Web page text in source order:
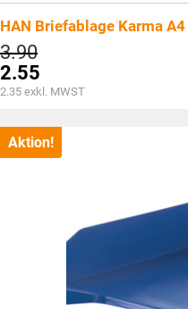
HAN Briefablage Karma
3.90Ursprünglicher
Preis
war:
CHF3.90
2.55
Aktueller
ist:
CHF2.55.
2.35 exkl. MWST
Aktion!